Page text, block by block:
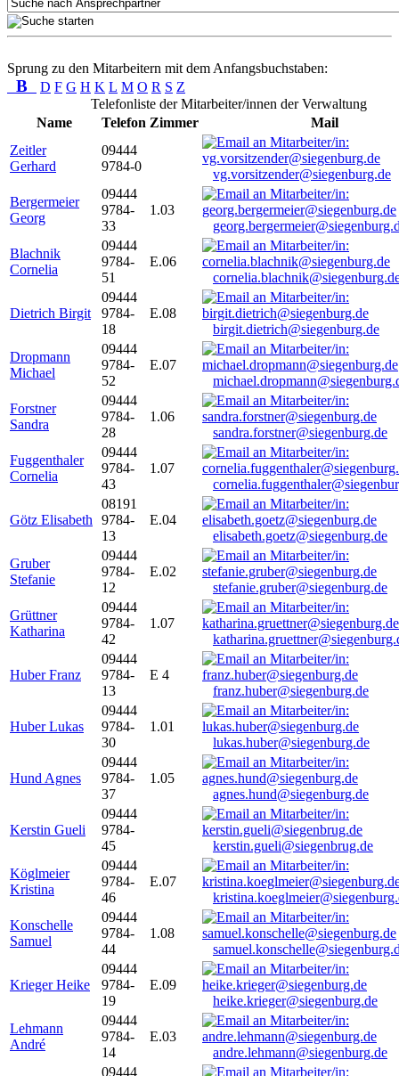
Sprung zu den Mitarbeitern mit dem Anfangsbuchstaben:
B D F G H K L M O R S Z
Telefonliste der Mitarbeiter/innen der Verwaltung
Name
Telefon Zimmer
Mail
Zeitler
Gerhard
09444
9784-0
vg.vorsitzender@siegenburg.de
Bergermeier
Georg
09444
9784-
33
1.03
Blachnik
Cornelia
09444
9784-
51
E.06
Dietrich Birgit
09444
9784-
18
E.08
birgit.dietrich@siegenburg.de
Dropmann
Michael
09444
9784-
52
E.07
Forstner
Sandra
09444
9784-
28
1.06
sandra.forstner@siegenburg.de
Fuggenthaler
Cornelia
09444
9784-
43
1.07
Götz Elisabeth
08191
9784-
13
E.04
elisabeth.goetz@siegenburg.de
Gruber
Stefanie
09444
9784-
12
E.02
stefanie.gruber@siegenburg.de
Grüttner
Katharina
09444
9784-
42
1.07
Huber Franz
09444
9784-
13
E 4
franz.huber@siegenburg.de
Huber Lukas
09444
9784-
30
1.01
lukas.huber@siegenburg.de
Hund Agnes
09444
9784-
37
1.05
agnes.hund@siegenburg.de
Kerstin Gueli
09444
9784-
45
kerstin.gueli@siegenbrug.de
Köglmeier
Kristina
09444
9784-
46
E.07
Konschelle
Samuel
09444
9784-
44
1.08
Krieger Heike
09444
9784-
19
E.09
heike.krieger@siegenburg.de
Lehmann
André
09444
9784-
14
E.03
andre.lehmann@siegenburg.de
09444